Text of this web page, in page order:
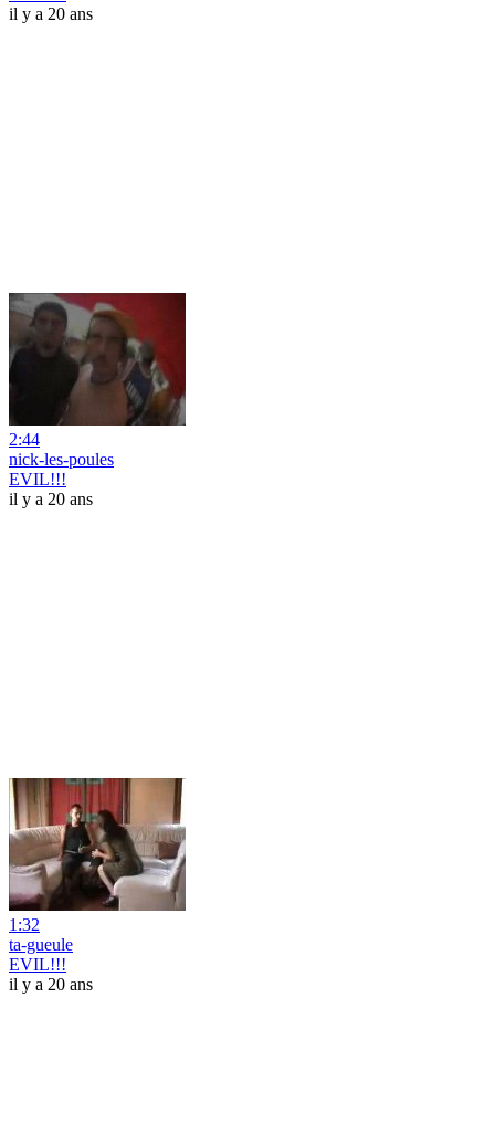
il y a 20 ans
2:44
nick-les-poules
EVIL!!!
il y a 20 ans
1:32
ta-gueule
EVIL!!!
il y a 20 ans